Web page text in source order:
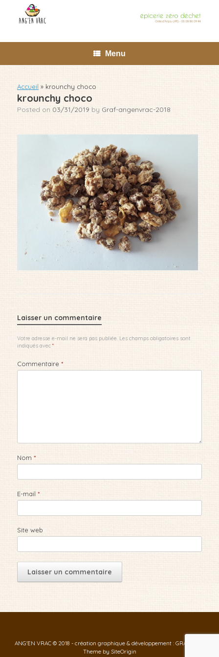
content
Menu
Accueil » krounchy choco
krounchy choco
Posted on 03/31/2019 by Graf-angenvrac-2018
Laisser un commentaire
Votre adresse e-mail ne sera pas publiée. Les champs obligatoires sont
indiqués avec *
Commentaire *
Nom *
E-mail *
Site web
ANG'EN VRAC © 2018 - création graphique & développement : GRAF-ID
Theme by SiteOrigin